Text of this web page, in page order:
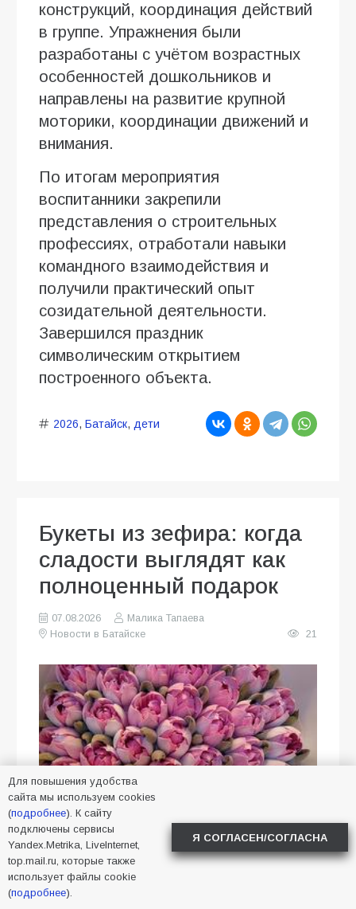
конструкций, координация действий
в группе. Упражнения были
разработаны с учётом возрастных
особенностей дошкольников и
направлены на развитие крупной
моторики, координации движений и
внимания.
По итогам мероприятия
воспитанники закрепили
представления о строительных
профессиях, отработали навыки
командного взаимодействия и
получили практический опыт
созидательной деятельности.
Завершился праздник
символическим открытием
построенного объекта.
2026, Батайск, дети
Букеты из зефира: когда
сладости выглядят как
полноценный подарок
07.08.2026
Малика Тапаева
Новости в Батайске
21
Когда сложно выбрать между
цветами и десертом, можно
совместить оба варианта.
Для повышения удобства
сайта мы используем cookies
(подробнее). К сайту
подключены сервисы
Yandex.Metrika, LiveInternet,
top.mail.ru, которые также
использует файлы cookie
(подробнее).
Я СОГЛАСЕН/СОГЛАСНА